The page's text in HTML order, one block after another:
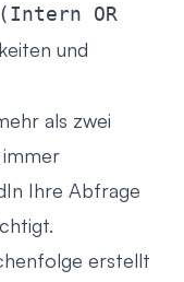
(Intern OR
und
als zwei
Ihre Abfrage
erstellt